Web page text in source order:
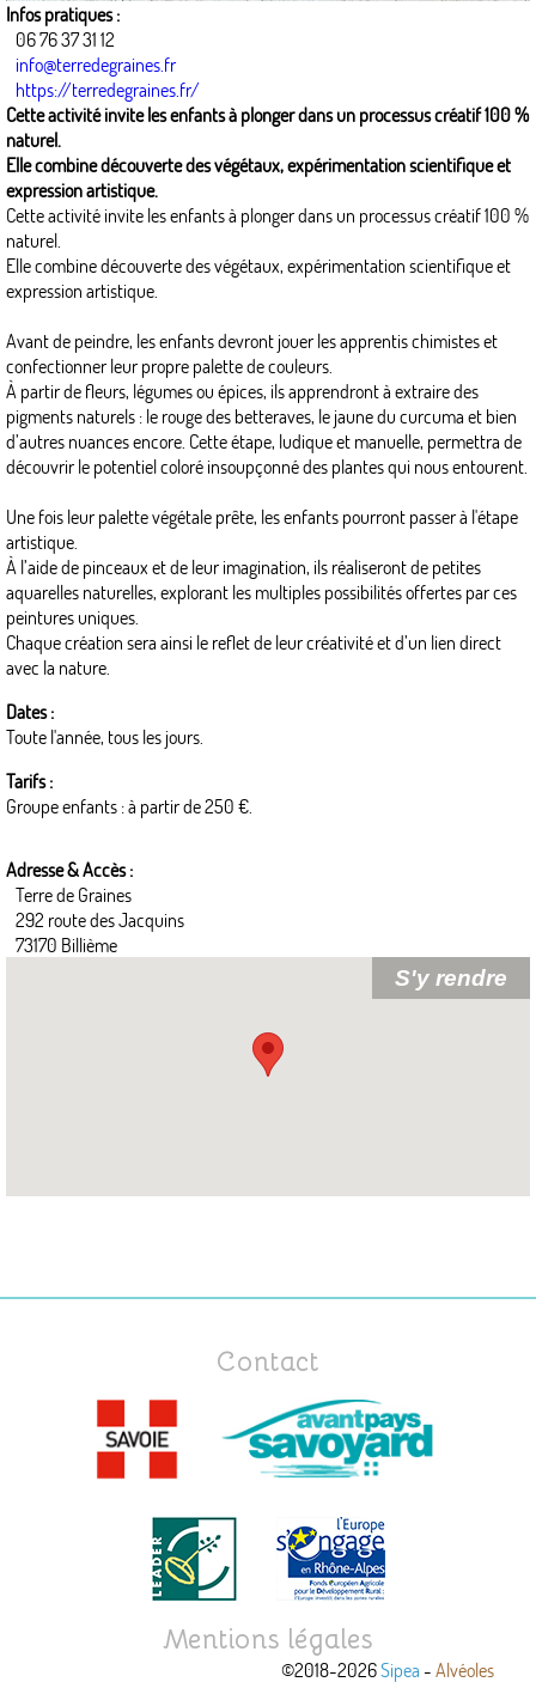
Infos pratiques :
06 76 37 31 12
info@terredegraines.fr
https://terredegraines.fr/
Cette activité invite les enfants à plonger dans un processus créatif 100 %
naturel.
Elle combine découverte des végétaux, expérimentation scientifique et
expression artistique.
Cette activité invite les enfants à plonger dans un processus créatif 100 %
naturel.
Elle combine découverte des végétaux, expérimentation scientifique et
expression artistique.
Avant de peindre, les enfants devront jouer les apprentis chimistes et
confectionner leur propre palette de couleurs.
À partir de fleurs, légumes ou épices, ils apprendront à extraire des
pigments naturels : le rouge des betteraves, le jaune du curcuma et bien
d’autres nuances encore. Cette étape, ludique et manuelle, permettra de
découvrir le potentiel coloré insoupçonné des plantes qui nous entourent.
Une fois leur palette végétale prête, les enfants pourront passer à l'étape
artistique.
À l’aide de pinceaux et de leur imagination, ils réaliseront de petites
aquarelles naturelles, explorant les multiples possibilités offertes par ces
peintures uniques.
Chaque création sera ainsi le reflet de leur créativité et d’un lien direct
avec la nature.
Dates :
Toute l'année, tous les jours.
Tarifs :
Groupe enfants : à partir de 250 €.
Adresse & Accès :
Terre de Graines
292 route des Jacquins
73170 Billième
Contact
Mentions légales
©2018-2026Sipea -Alvéoles